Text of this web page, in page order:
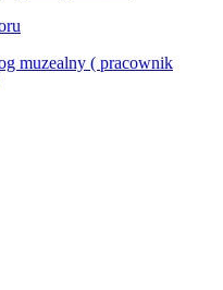
muzealny ( pracownik